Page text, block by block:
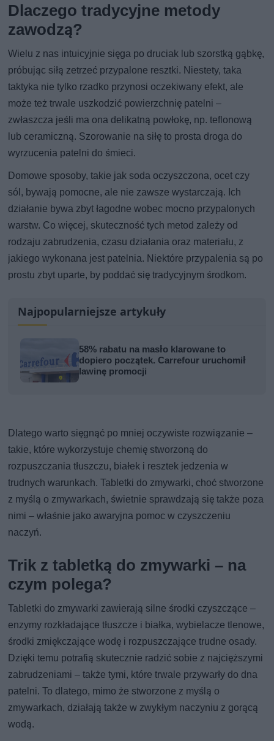
Dlaczego tradycyjne metody
zawodzą?
Wielu z nas intuicyjnie sięga po druciak lub szorstką gąbkę,
próbując siłą zetrzeć przypalone resztki. Niestety, taka
taktyka nie tylko rzadko przynosi oczekiwany efekt, ale
może też trwale uszkodzić powierzchnię patelni –
zwłaszcza jeśli ma ona delikatną powłokę, np. teflonową
lub ceramiczną. Szorowanie na siłę to prosta droga do
wyrzucenia patelni do śmieci.
Domowe sposoby, takie jak soda oczyszczona, ocet czy
sól, bywają pomocne, ale nie zawsze wystarczają. Ich
działanie bywa zbyt łagodne wobec mocno przypalonych
warstw. Co więcej, skuteczność tych metod zależy od
rodzaju zabrudzenia, czasu działania oraz materiału, z
jakiego wykonana jest patelnia. Niektóre przypalenia są po
prostu zbyt uparte, by poddać się tradycyjnym środkom.
Najpopularniejsze artykuły
58% rabatu na masło klarowane to
dopiero początek. Carrefour uruchomił
lawinę promocji
Dlatego warto sięgnąć po mniej oczywiste rozwiązanie –
takie, które wykorzystuje chemię stworzoną do
rozpuszczania tłuszczu, białek i resztek jedzenia w
trudnych warunkach. Tabletki do zmywarki, choć stworzone
z myślą o zmywarkach, świetnie sprawdzają się także poza
nimi – właśnie jako awaryjna pomoc w czyszczeniu
naczyń.
Trik z tabletką do zmywarki – na
czym polega?
Tabletki do zmywarki zawierają silne środki czyszczące –
enzymy rozkładające tłuszcze i białka, wybielacze tlenowe,
środki zmiękczające wodę i rozpuszczające trudne osady.
Dzięki temu potrafią skutecznie radzić sobie z najcięższymi
zabrudzeniami – także tymi, które trwale przywarły do dna
patelni. To dlatego, mimo że stworzone z myślą o
zmywarkach, działają także w zwykłym naczyniu z gorącą
wodą.